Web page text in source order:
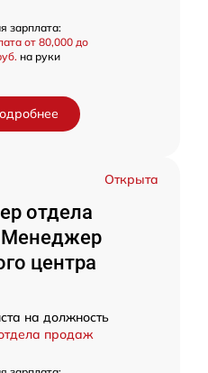
зарплата:
от 80,000 до
на руки
Открыта
отдела
центра
на должность
продаж